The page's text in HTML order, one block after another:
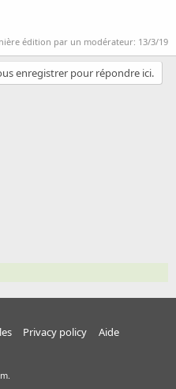
édition par un modérateur: 13/3/19
enregistrer pour répondre ici.
Privacy policy
Aide